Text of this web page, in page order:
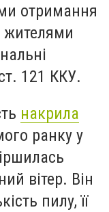
отримання
жителями
121 ККУ.
накрила
ранку у
вітер. Він
пилу, її